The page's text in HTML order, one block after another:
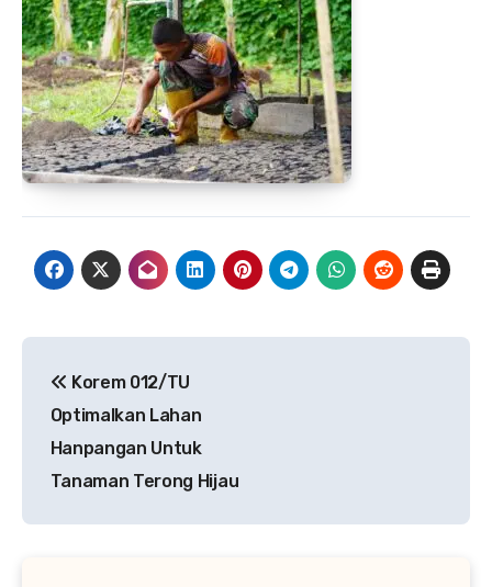
pos
Korem 012/TU
Optimalkan Lahan
Hanpangan Untuk
Tanaman Terong Hijau